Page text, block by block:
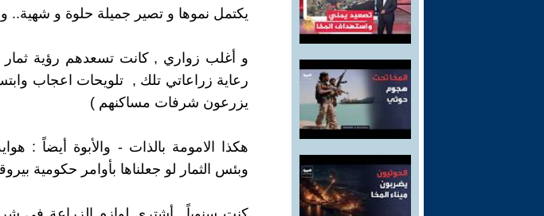
يكتمل نموها و تصير جميلة حلوة و شهية..
و أغلب زواري , كانت تسعدهم رؤية ثمار
رعاية زراعاتي تلك , تلويحات اعجاب
يزرعون شرفات مساكنهم )
هكذا الامومة بالذات - والأبوة أيضاً :
وبئس الثمار لو جعلناها بأوامر حكومية